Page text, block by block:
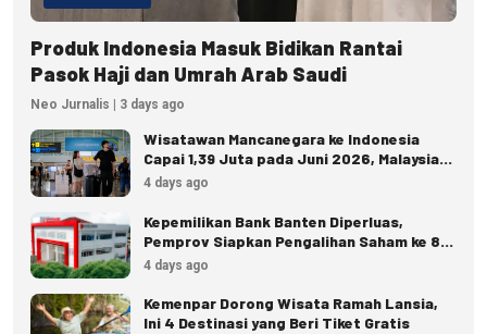
Produk Indonesia Masuk Bidikan Rantai
Pasok Haji dan Umrah Arab Saudi
Neo Jurnalis | 3 days ago
Wisatawan Mancanegara ke Indonesia
Capai 1,39 Juta pada Juni 2026, Malaysia
Terbanyak
4 days ago
Kepemilikan Bank Banten Diperluas,
Pemprov Siapkan Pengalihan Saham ke 8
Pemda
4 days ago
Kemenpar Dorong Wisata Ramah Lansia,
Ini 4 Destinasi yang Beri Tiket Gratis